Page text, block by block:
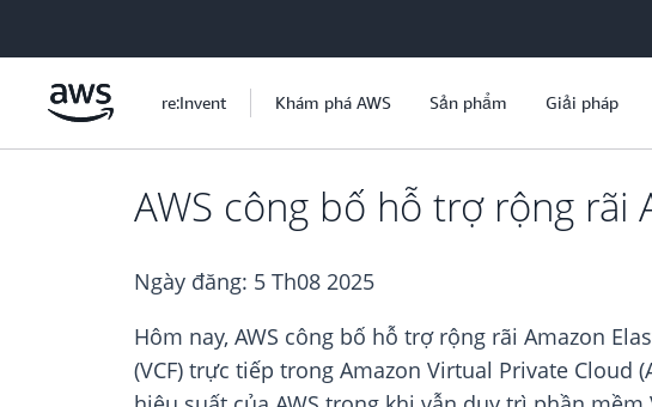
re:Invent Khám phá AWS Sản phẩm Giải pháp
AWS công bố hỗ trợ rộng rãi
Ngày đăng: 5 Th08 2025
Hôm nay, AWS công bố hỗ trợ rộng rãi Amazon
(VCF) trực tiếp trong Amazon Virtual Private Cloud